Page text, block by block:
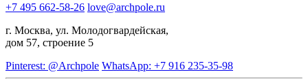
+7 495 662-58-26 love@archpole.ru
г. Москва, ул. Молодогвардейская,
дом 57, строение 5
Pinterest: @Archpole WhatsApp: +7 916 235-35-98